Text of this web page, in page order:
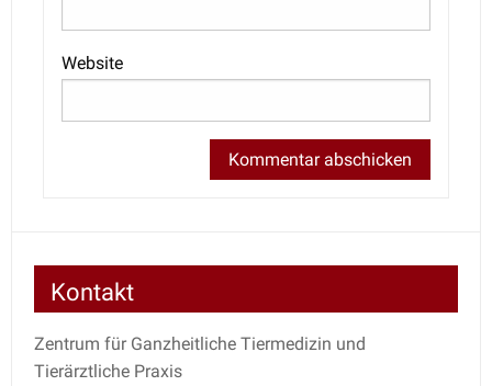
Website
Kontakt
Zentrum für Ganzheitliche Tiermedizin und
Tierärztliche Praxis